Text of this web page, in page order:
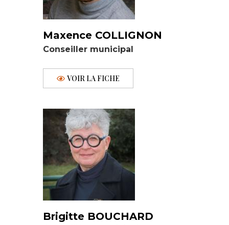
Maxence COLLIGNON
Conseiller municipal
VOIR LA FICHE
Brigitte BOUCHARD